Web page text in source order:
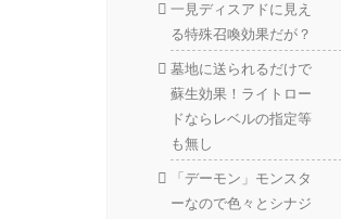
一見ディスアドに見え
る特殊召喚効果だが？
墓地に送られるだけで
蘇生効果！ライトロー
ドならレベルの指定等
も無し
「デーモン」モンスタ
ーなので色々とシナジ